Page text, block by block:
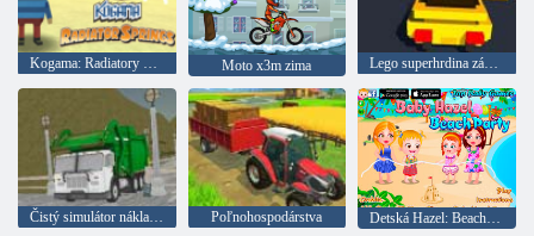
Kogama: Radiatory Springs Moto x3m zima Lego superhrdina závod
Čistý simulátor nákladného automobilu na ostrove Poľnohospodárstva Detská Hazel: Beach party